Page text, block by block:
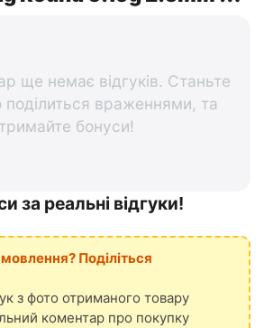
ще немає відгуків. Станьте
враженнями, та
бонуси!
за реальні відгуки!
Поділіться
з фото отриманого товару
коментар про покупку